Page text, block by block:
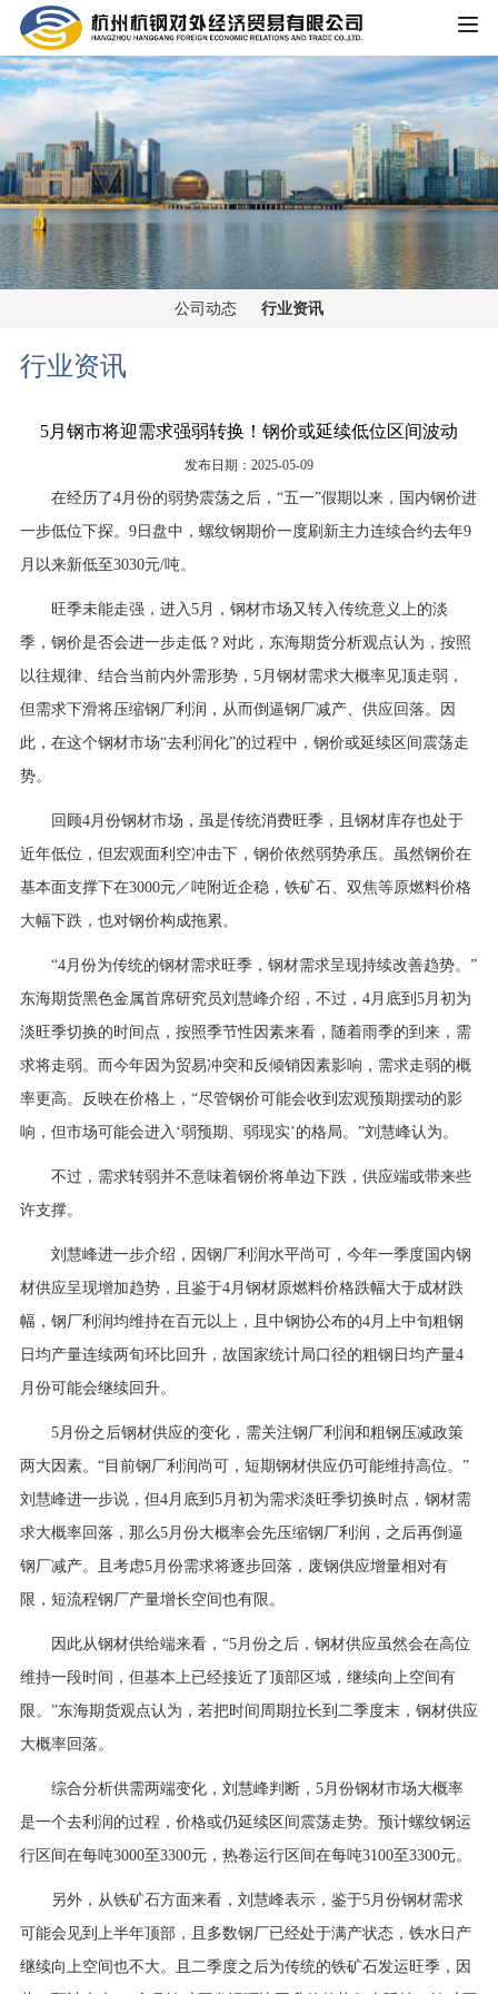
HOME
公司概况
公司简介
大事记
荣誉资质
企业文化
主营业务
黑色金属板块
党群工作
新闻中心
招贤纳士
联系我们
English
公司动态 行业资讯
行业资讯
5月钢市将迎需求强弱转换！钢价或延续低位区间波动
发布日期：2025-05-09
在经历了4月份的弱势震荡之后，“五一”假期以来，国内钢价进
一步低位下探。9日盘中，螺纹钢期价一度刷新主力连续合约去年9
月以来新低至3030元/吨。
旺季未能走强，进入5月，钢材市场又转入传统意义上的淡
季，钢价是否会进一步走低？对此，东海期货分析观点认为，按照
以往规律、结合当前内外需形势，5月钢材需求大概率见顶走弱，
但需求下滑将压缩钢厂利润，从而倒逼钢厂减产、供应回落。因
此，在这个钢材市场“去利润化”的过程中，钢价或延续区间震荡走
势。
回顾4月份钢材市场，虽是传统消费旺季，且钢材库存也处于
近年低位，但宏观面利空冲击下，钢价依然弱势承压。虽然钢价在
基本面支撑下在3000元／吨附近企稳，铁矿石、双焦等原燃料价格
大幅下跌，也对钢价构成拖累。
“4月份为传统的钢材需求旺季，钢材需求呈现持续改善趋势。”
东海期货黑色金属首席研究员刘慧峰介绍，不过，4月底到5月初为
淡旺季切换的时间点，按照季节性因素来看，随着雨季的到来，需
求将走弱。而今年因为贸易冲突和反倾销因素影响，需求走弱的概
率更高。反映在价格上，“尽管钢价可能会收到宏观预期摆动的影
响，但市场可能会进入‘弱预期、弱现实’的格局。”刘慧峰认为。
不过，需求转弱并不意味着钢价将单边下跌，供应端或带来些
许支撑。
刘慧峰进一步介绍，因钢厂利润水平尚可，今年一季度国内钢
材供应呈现增加趋势，且鉴于4月钢材原燃料价格跌幅大于成材跌
幅，钢厂利润均维持在百元以上，且中钢协公布的4月上中旬粗钢
日均产量连续两旬环比回升，故国家统计局口径的粗钢日均产量4
月份可能会继续回升。
5月份之后钢材供应的变化，需关注钢厂利润和粗钢压减政策
两大因素。“目前钢厂利润尚可，短期钢材供应仍可能维持高位。”
刘慧峰进一步说，但4月底到5月初为需求淡旺季切换时点，钢材需
求大概率回落，那么5月份大概率会先压缩钢厂利润，之后再倒逼
钢厂减产。且考虑5月份需求将逐步回落，废钢供应增量相对有
限，短流程钢厂产量增长空间也有限。
因此从钢材供给端来看，“5月份之后，钢材供应虽然会在高位
维持一段时间，但基本上已经接近了顶部区域，继续向上空间有
限。”东海期货观点认为，若把时间周期拉长到二季度末，钢材供应
大概率回落。
综合分析供需两端变化，刘慧峰判断，5月份钢材市场大概率
是一个去利润的过程，价格或仍延续区间震荡走势。预计螺纹钢运
行区间在每吨3000至3300元，热卷运行区间在每吨3100至3300元。
另外，从铁矿石方面来看，刘慧峰表示，鉴于5月份钢材需求
可能会见到上半年顶部，且多数钢厂已经处于满产状态，铁水日产
继续向上空间也不大。且二季度之后为传统的铁矿石发运旺季，因